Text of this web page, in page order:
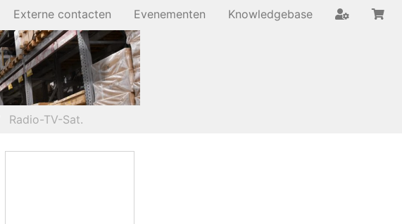
Externe contacten Evenementen Knowledgebase
Radio-TV-Sat.